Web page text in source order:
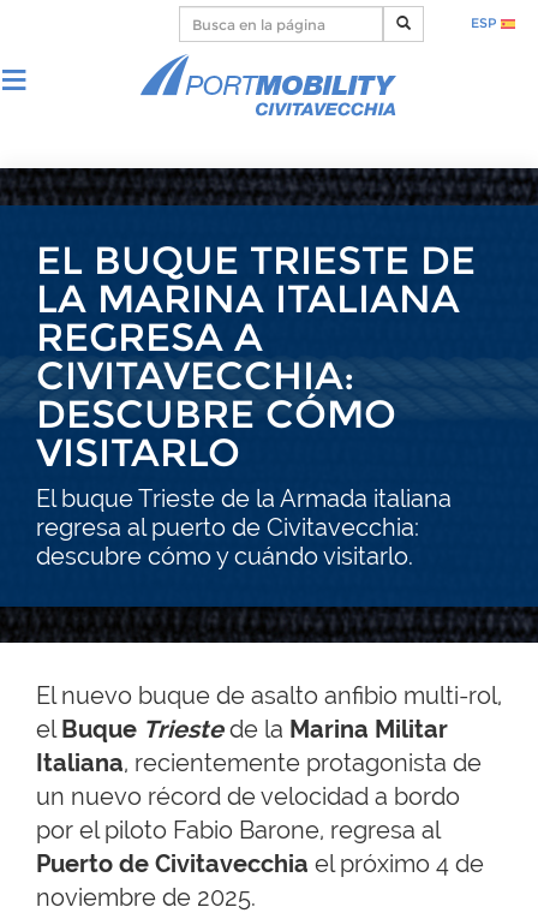
ESP
EL BUQUE TRIESTE DE
LA MARINA ITALIANA
REGRESA A
CIVITAVECCHIA:
DESCUBRE CÓMO
VISITARLO
El buque Trieste de la Armada italiana
regresa al puerto de Civitavecchia:
descubre cómo y cuándo visitarlo.
El nuevo buque de asalto anfibio multi-rol,
elBuque Triestede la Marina Militar
Italiana, recientemente protagonista de
un nuevo récord de velocidad a bordo
por el piloto Fabio Barone, regresa al
Puerto de Civitavecchia el próximo 4 de
noviembre de 2025.